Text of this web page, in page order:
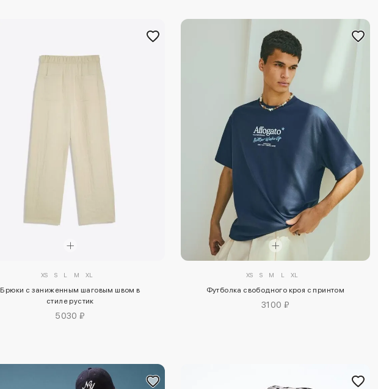
XS S L M XL
Брюки с заниженным шаговым швом в
стиле рустик
5030 ₽
XS S M L XL
Футболка свободного кроя с принтом
3100 ₽